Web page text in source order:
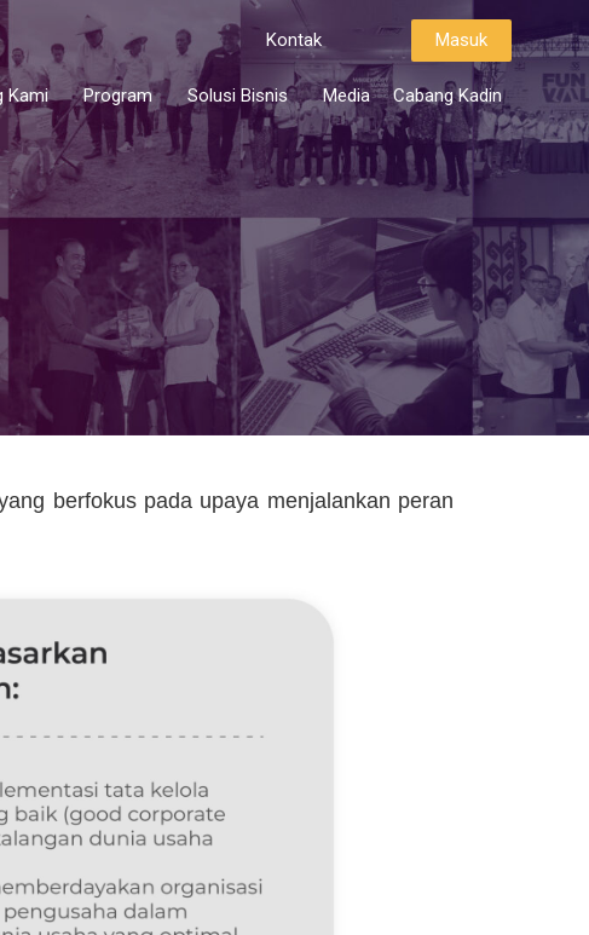
Kontak Masuk
Kami Program Solusi Bisnis Media Cabang Kadin
berfokus pada upaya menjalankan peran